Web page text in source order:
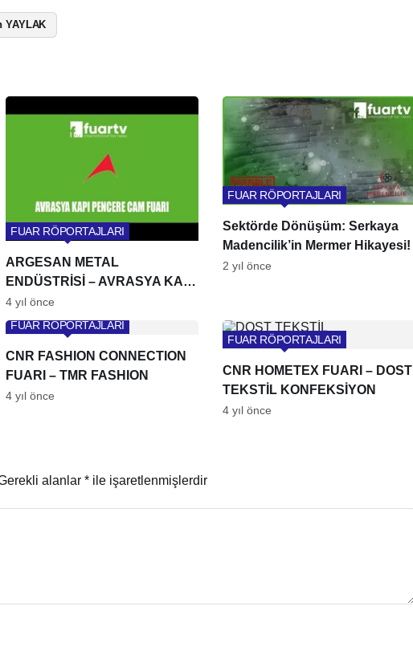
YAYLAK
ARGESAN METAL
ENDÜSTRİSİ – AVRASYA KAPI
PENCERE CAM FUARI
FUAR RÖPORTAJLARI
4 yıl önce
Sektörde Dönüşüm: Serkaya
Madencilik’in Mermer Hikayesi!
FUAR RÖPORTAJLARI
2 yıl önce
CNR FASHION CONNECTION
FUARI – TMR FASHION
FUAR RÖPORTAJLARI
4 yıl önce
CNR HOMETEX FUARI – DOST
TEKSTİL KONFEKSİYON
FUAR RÖPORTAJLARI
4 yıl önce
alanlar * ile işaretlenmişlerdir